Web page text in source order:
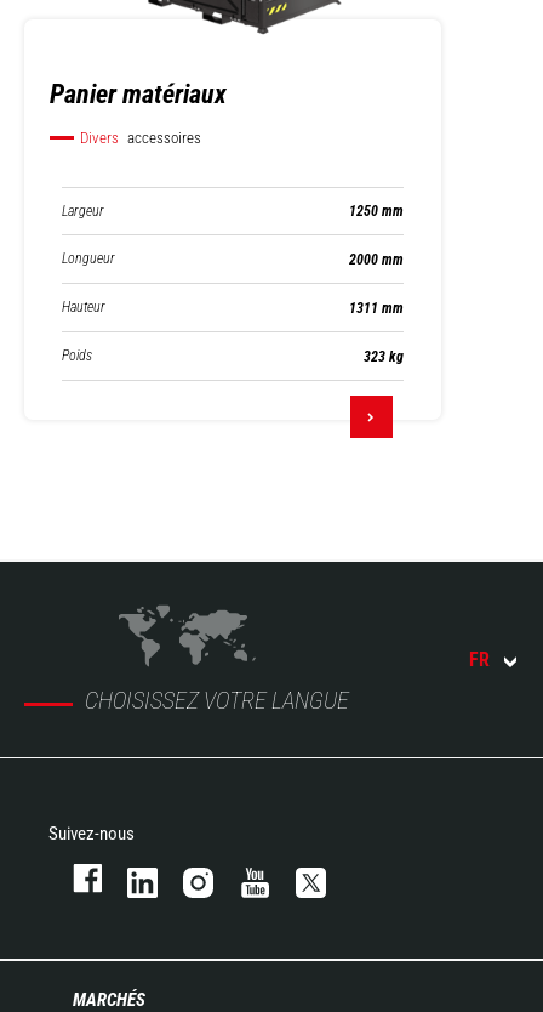
Panier matériaux
Divers accessoires
Largeur 1250 mm
Longueur 2000 mm
Hauteur 1311 mm
Poids 323 kg
CHOISISSEZ VOTRE LANGUE
FR
Suivez-nous
MARCHÉS